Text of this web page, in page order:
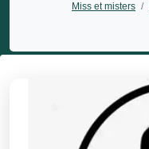
Miss et misters /